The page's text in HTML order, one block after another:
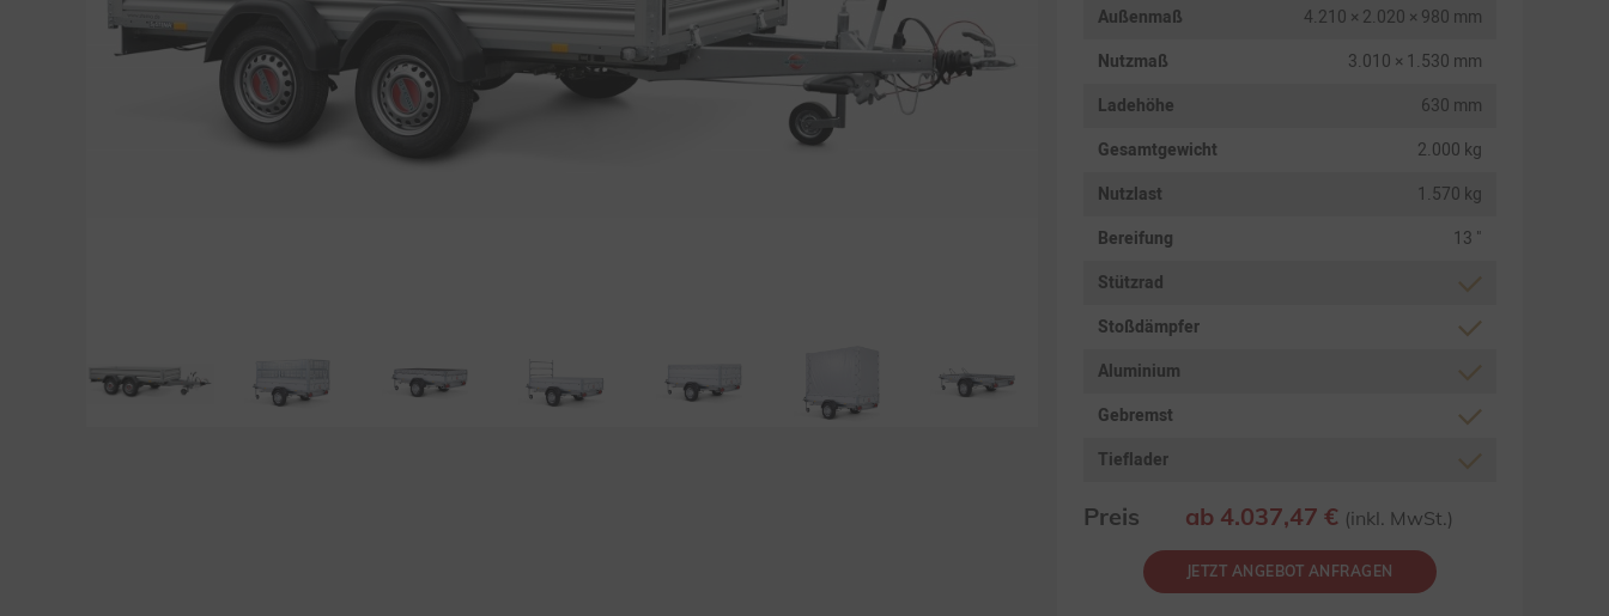
Außenmaß
4.210 × 2.020 × 980 mm
Nutzmaß
3.010 × 1.530 mm
Ladehöhe
630 mm
Gesamtgewicht
2.000 kg
Nutzlast
1.570 kg
Bereifung
13 "
Stützrad
Stoßdämpfer
Aluminium
Gebremst
Tieflader
Preis ab 4.037,47 € (inkl. MwSt.)
JETZT ANGEBOT ANFRAGEN